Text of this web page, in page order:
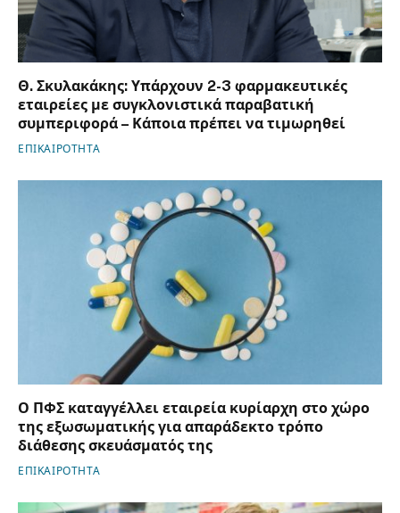
Θ. Σκυλακάκης: Υπάρχουν 2-3 φαρμακευτικές
εταιρείες με συγκλονιστικά παραβατική
συμπεριφορά – Κάποια πρέπει να τιμωρηθεί
ΕΠΙΚΑΙΡΟΤΗΤΑ
Ο ΠΦΣ καταγγέλλει εταιρεία κυρίαρχη στο χώρο
της εξωσωματικής για απαράδεκτο τρόπο
διάθεσης σκευάσματός της
ΕΠΙΚΑΙΡΟΤΗΤΑ